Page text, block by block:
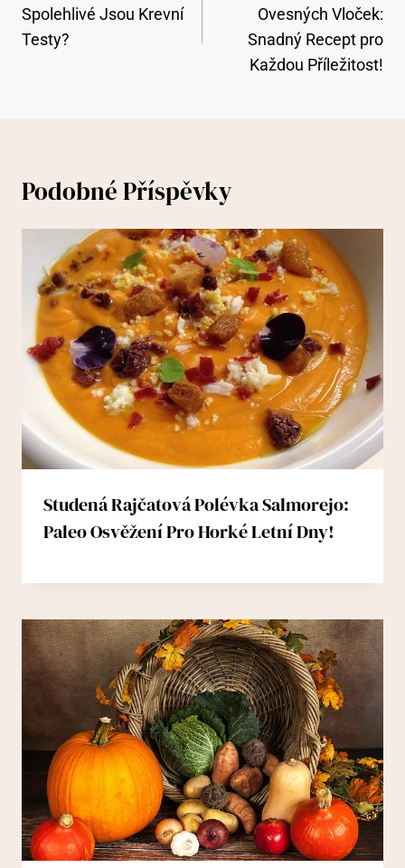
Příspěvek
Spolehlivé Jsou Krevní
Testy?
Ovesných Vloček:
Snadný Recept pro
Každou Příležitost!
Podobné Příspěvky
Studená Rajčatová Polévka Salmorejo:
Paleo Osvěžení Pro Horké Letní Dny!